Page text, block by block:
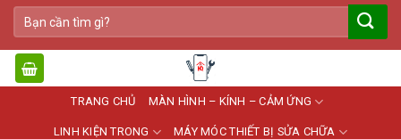
Bỏ
qua
nội
dung
Tìm
kiếm:
TRANG CHỦ MÀN HÌNH – KÍNH – CẢM ỨNG
LINH KIỆN TRONG MÁY MÓC THIẾT BỊ SỬA CHỮA